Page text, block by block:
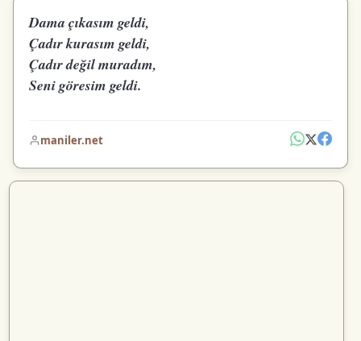
Dama çıkasım geldi,
Çadır kurasım geldi,
Çadır değil muradım,
Seni göresim geldi.
maniler.net